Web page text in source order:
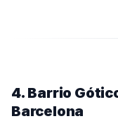
4. Barrio
Barcelona